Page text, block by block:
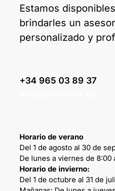
Estamos
brindarles un
personalizado y
+34 965 03 89 37
Horario de verano
Del 1 de agosto al 30 de
De lunes a viernes de 8:00
Horario de invierno:
Del 1 de octubre al 31 de